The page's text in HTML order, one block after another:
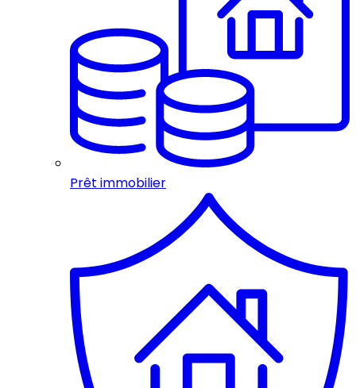
Prêt immobilier